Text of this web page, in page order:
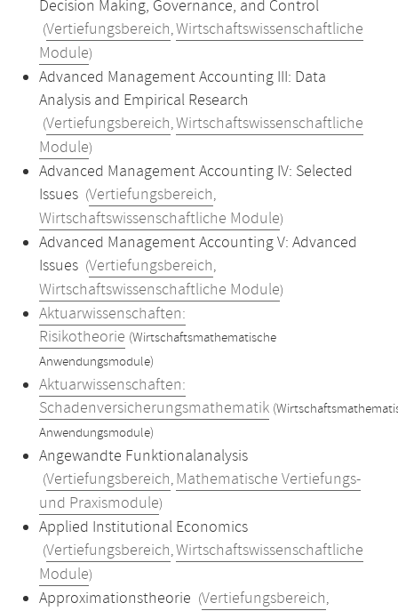
Decision Making, Governance, and Control
(Vertiefungsbereich,Wirtschaftswissenschaftliche
Module)
Advanced Management Accounting III: Data
Analysis and Empirical Research
(Vertiefungsbereich,Wirtschaftswissenschaftliche
Module)
Advanced Management Accounting IV: Selected
Issues (Vertiefungsbereich,
Wirtschaftswissenschaftliche Module)
Advanced Management Accounting V: Advanced
Issues (Vertiefungsbereich,
Wirtschaftswissenschaftliche Module)
Aktuarwissenschaften:
Risikotheorie (Wirtschaftsmathematische
Anwendungsmodule)
Aktuarwissenschaften:
Schadenversicherungsmathematik
Anwendungsmodule)
Angewandte Funktionalanalysis
(Vertiefungsbereich, Mathematische Vertiefungs-
und Praxismodule)
Applied Institutional Economics
(Vertiefungsbereich,Wirtschaftswissenschaftliche
Module)
Approximationstheorie (Vertiefungsbereich,